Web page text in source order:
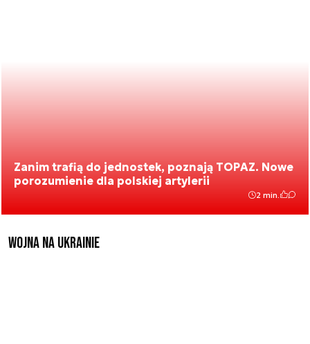
Zanim trafią do jednostek, poznają TOPAZ. Nowe
porozumienie dla polskiej artylerii
2 min.
Wojna na Ukrainie